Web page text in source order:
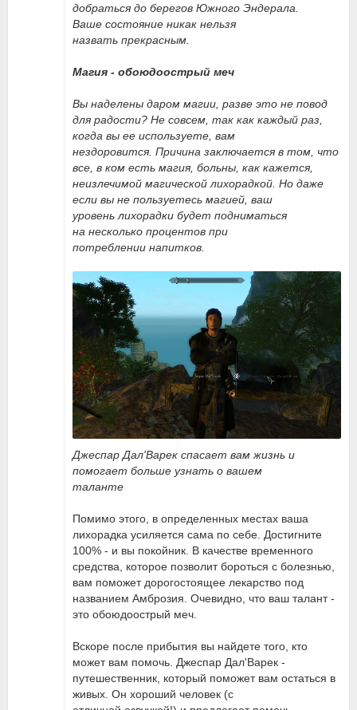
добраться до берегов Южного Эндерала.
Ваше состояние никак нельзя
назвать прекрасным.
Магия - обоюдоострый меч
Вы наделены даром магии, разве это не повод
для радости? Не совсем, так как каждый раз,
когда вы ее используете, вам
нездоровится. Причина заключается в том, что
все, в ком есть магия, больны, как кажется,
неизлечимой магической лихорадкой. Но даже
если вы не пользуетесь магией, ваш
уровень лихорадки будет подниматься
на несколько процентов при
потреблении напитков.
Джеспар Дал'Варек спасает вам жизнь и
помогает больше узнать о вашем
таланте
Помимо этого, в определенных местах ваша
лихорадка усиляется сама по себе. Достигните
100% - и вы покойник. В качестве временного
средства, которое позволит бороться с болезнью,
вам поможет дорогостоящее лекарство под
названием Амброзия. Очевидно, что ваш талант -
это обоюдоострый меч.
Вскоре после прибытия вы найдете того, кто
может вам помочь. Джеспар Дал'Варек -
путешественник, который поможет вам остаться в
живых. Он хороший человек (с